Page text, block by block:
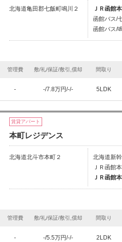
北海道亀田郡七飯町鳴川２
ＪＲ函館
函館バス/
函館バス/
管理費 敷/礼/保証/敷引,償却 間取り
- -/7.8万円/-/- 5LDK
賃貸アパート
本町レジデンス
北海道北斗市本町２
北海道新
ＪＲ函館
ＪＲ函館
管理費 敷/礼/保証/敷引,償却 間取り
- -/5.5万円/-/- 2LDK